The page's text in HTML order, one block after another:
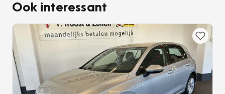
Ook interessant